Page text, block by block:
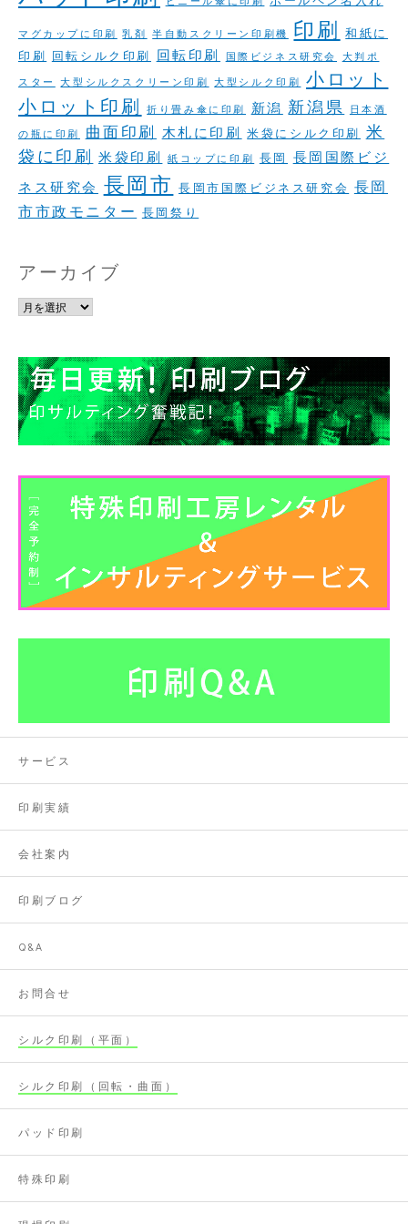
マグカップに印刷 乳剤 半自動スクリーン印刷機 印刷 和紙に
印刷 回転シルク印刷 回転印刷 国際ビジネス研究会
大判ポ
スター
大型シルクスクリーン印刷 大型シルク印刷
小ロット
小ロット印刷
折り畳み傘に印刷 新潟 新潟県
日本酒
の瓶に印刷
曲面印刷 木札に印刷 米袋にシルク印刷 米
袋に印刷 米袋印刷 紙コップに印刷 長岡
長岡国際ビジ
ネス研究会 長岡市 長岡市国際ビジネス研究会 長岡
市市政モニター 長岡祭り
アーカイブ
ア
カ
イ
ブ
サービス
印刷実績
会社案内
印刷ブログ
Q&A
お問合せ
シルク印刷（平面）
シルク印刷（回転・曲面）
パッド印刷
特殊印刷